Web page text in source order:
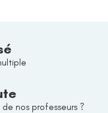
nos professeurs ?